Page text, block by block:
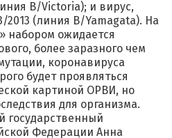
B/Victoria); и вирус,
(линия B/Yamagata). На
набором ожидается
более заразного чем
коронавируса
будет проявляться
картиной ОРВИ, но
для организма.
государственный
Федерации Анна